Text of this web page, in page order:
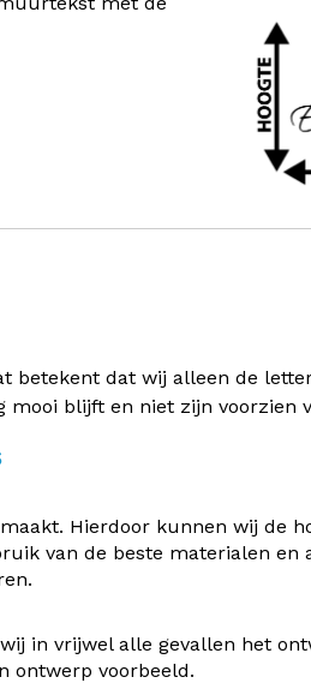
dat wij alleen de
blijft en niet zijn voorzien
Hierdoor kunnen wij de
van de beste materialen
in vrijwel alle gevallen het
ontwerp voorbeeld.